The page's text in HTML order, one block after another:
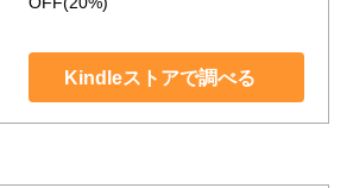
Kindleストアで調べる